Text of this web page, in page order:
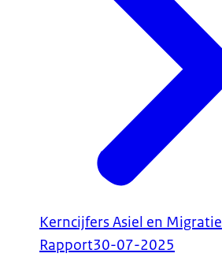
Kerncijfers Asiel en Migratie
Rapport30-07-2025